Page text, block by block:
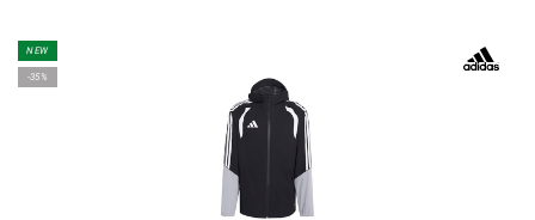
NEW
-35%